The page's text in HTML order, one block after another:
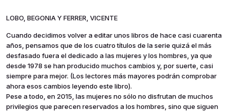
LOBO, BEGONIA Y FERRER, VICENTE
Cuando decidimos volver a editar unos libros de hace casi cuarenta
años, pensamos que de los cuatro títulos de la serie quizá el más
desfasado fuera el dedicado a las mujeres y los hombres, ya que
desde 1978 se han producido muchos cambios y, por suerte, casi
siempre para mejor. (Los lectores más mayores podrán comprobar
ahora esos cambios leyendo este libro).
Pese a todo, en 2015, las mujeres no sólo no disfrutan de muchos
privilegios que parecen reservados a los hombres, sino que siguen